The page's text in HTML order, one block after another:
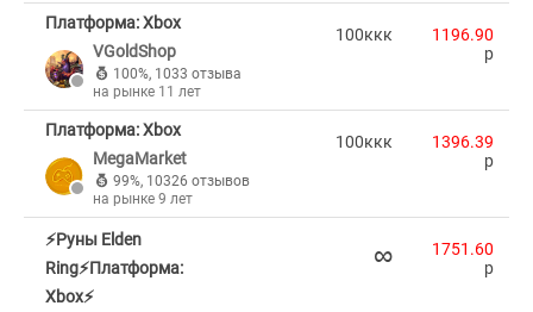
Платформа: Xbox
VGoldShop
100%, 1033 отзыва
на рынке 11 лет
100ккк
1196.90
p
Платформа: Xbox
MegaMarket
99%, 10326 отзывов
на рынке 9 лет
100ккк
1396.39
p
⚡Руны Elden
Ring⚡Платформа:
Xbox⚡
∞
1751.60
p